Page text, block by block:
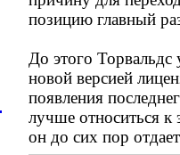
позицию главный
До этого Торвальдс
новой версией
появления
лучше относиться к
он до сих пор